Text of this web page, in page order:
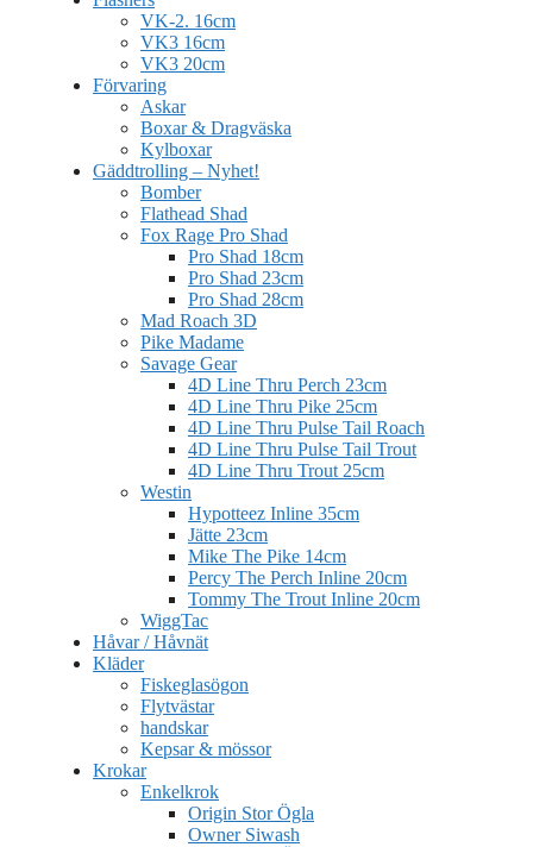
VK-2. 16cm
VK3 16cm
VK3 20cm
Förvaring
Askar
Boxar & Dragväska
Kylboxar
Gäddtrolling – Nyhet!
Bomber
Flathead Shad
Fox Rage Pro Shad
Pro Shad 18cm
Pro Shad 23cm
Pro Shad 28cm
Mad Roach 3D
Pike Madame
Savage Gear
4D Line Thru Perch 23cm
4D Line Thru Pike 25cm
4D Line Thru Pulse Tail Roach
4D Line Thru Pulse Tail Trout
4D Line Thru Trout 25cm
Westin
Hypotteez Inline 35cm
Jätte 23cm
Mike The Pike 14cm
Percy The Perch Inline 20cm
Tommy The Trout Inline 20cm
WiggTac
Håvar / Håvnät
Kläder
Fiskeglasögon
Flytvästar
handskar
Kepsar & mössor
Krokar
Enkelkrok
Origin Stor Ögla
Owner Siwash